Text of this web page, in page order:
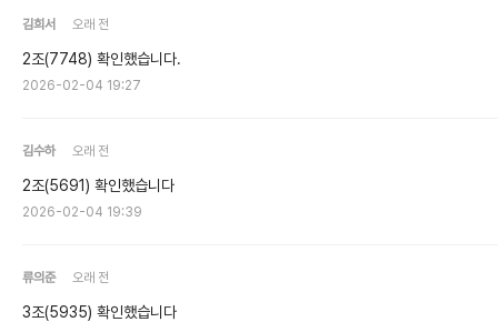
김희서 오래 전
2조(7748) 확인했습니다.
2026-02-04 19:27
김수하 오래 전
2조(5691) 확인했습니다
2026-02-04 19:39
류의준 오래 전
3조(5935) 확인했습니다